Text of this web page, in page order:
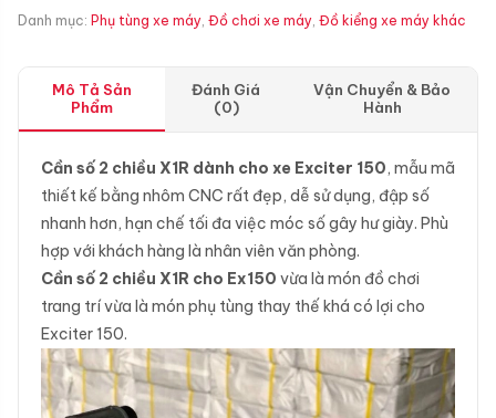
Danh mục: Phụ tùng xe máy, Đồ chơi xe máy, Đồ kiểng xe máy khác
Mô Tả Sản
Phẩm
Đánh Giá
(0)
Vận Chuyển & Bảo
Hành
Cần số 2 chiều X1R dành cho xe Exciter 150, mẫu mã
thiết kế bằng nhôm CNC rất đẹp, dễ sử dụng, đập số
nhanh hơn, hạn chế tối đa việc móc số gây hư giày. Phù
hợp với khách hàng là nhân viên văn phòng.
Cần số 2 chiều X1R cho Ex150 vừa là món đồ chơi
trang trí vừa là món phụ tùng thay thế khá có lợi cho
Exciter 150.